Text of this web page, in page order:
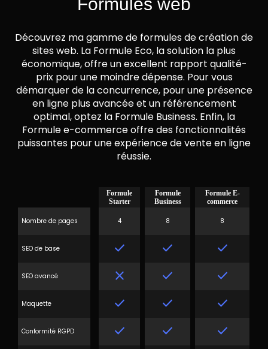
Découvrez ma gamme de formules de création de
sites web. La Formule Eco, la solution la plus
économique, offre un excellent rapport qualité-
prix pour une moindre dépense. Pour vous
démarquer de la concurrence, pour une présence
en ligne plus avancée et un référencement
optimal, optez la Formule Business. Enfin, la
Formule e-commerce offre des fonctionnalités
puissantes pour une expérience de vente en ligne
réussie.
Formule
Starter
Formule
Business
Formule E-
commerce
Nombre de pages 4 8 8
SEO de base done done done
SEO avancé close done done
Maquette done done done
Conformité RGPD done done done